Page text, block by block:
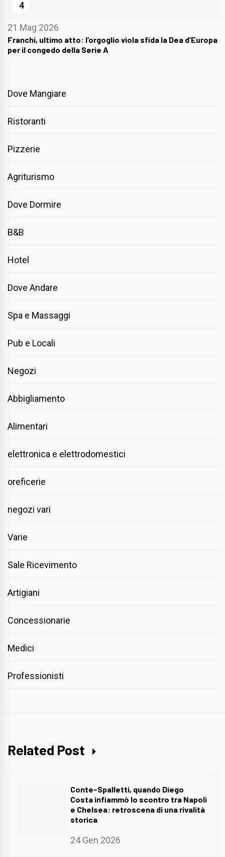
4
21 Mag 2026
Franchi, ultimo atto: l’orgoglio viola sfida la Dea d’Europa
per il congedo della Serie A
Dove Mangiare
Ristoranti
Pizzerie
Agriturismo
Dove Dormire
B&B
Hotel
Dove Andare
Spa e Massaggi
Pub e Locali
Negozi
Abbigliamento
Alimentari
elettronica e elettrodomestici
oreficerie
negozi vari
Varie
Sale Ricevimento
Artigiani
Concessionarie
Medici
Professionisti
Related Post
Conte-Spalletti, quando Diego
Costa infiammò lo scontro tra Napoli
e Chelsea: retroscena di una rivalità
storica
24 Gen 2026